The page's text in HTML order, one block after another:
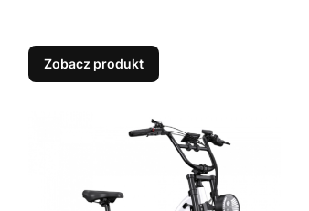
Zobacz produkt